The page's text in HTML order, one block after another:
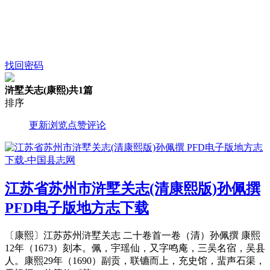
找回密码
浒墅关志(康熙)共1篇
排序
更新浏览点赞评论
江苏省苏州市浒墅关志(清康熙版)孙佩撰
PFD电子版地方志下载
〔康熙〕江苏苏州浒墅关志 二十卷首一卷（清）孙佩撰 康熙
12年（1673）刻本。佩，宇瑶仙，又字鸣庵，三吴名宿，吴县
人。康熙29年（1690）副贡，联镳而上，充史馆，蜚声石渠，